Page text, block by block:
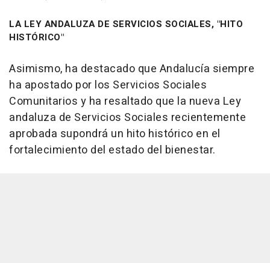
LA LEY ANDALUZA DE SERVICIOS SOCIALES, "HITO
HISTÓRICO"
Asimismo, ha destacado que Andalucía siempre
ha apostado por los Servicios Sociales
Comunitarios y ha resaltado que la nueva Ley
andaluza de Servicios Sociales recientemente
aprobada supondrá un hito histórico en el
fortalecimiento del estado del bienestar.